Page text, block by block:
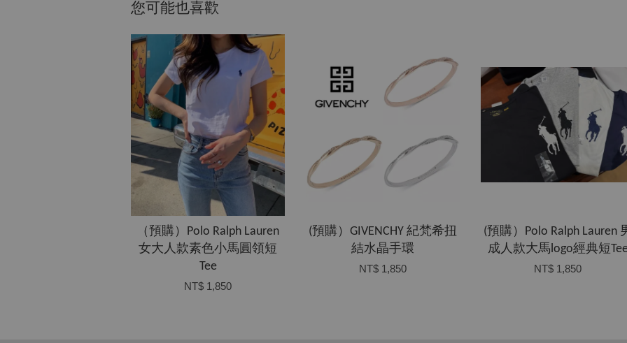
您可能也喜歡
（預購）Polo Ralph Lauren
女大人款素色小馬圓領短
Tee
NT$ 1,850
(預購）GIVENCHY 紀梵希扭
結水晶手環
NT$ 1,850
(預購）Polo Ralph Lauren
成人款大馬logo經典短
NT$ 1,850